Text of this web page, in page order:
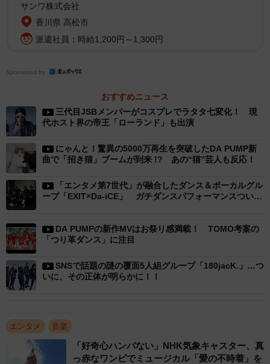
とコメントし、 #ドライブダンスを披露。すでにTikTok上で
#ドライブダンスは累計3400万回以上再生されており、4/8
ように、いつでもどこでも、誰でも挑戦できる #ドライブ
ダンス。家で過ごす時間が増えているこの機会に、覚えて
踊ってみるのは如何だろうか？
サンワ株式会社
香川県 高松市
派遣社員：時給1,200円～1,300円
Sponsored by
おすすめニュース
三代目JSBメンバーがコスプレでラタタ七変化！ 現
代ホスト界の帝王「ローランド」も出演
にゃんと！驚異の5000万再生を突破したDA PUMP新
曲で「招き猫」ブームが到来 !? あの“猫”芸人も反応！
「エンタメ第7世代」が融合したダンス＆ボーカルグル
ープ「EXIT×Da-iCE」 ガチダンスパフォーマンスついに
DA PUMPの新作MVはお祭り感満載！ TOMO考案の
「つり革ダンス」に注目
SNSで話題の謎の覆面5人組グループ「180jacK.」…つ
いに、その正体が明らかに！！
エンタメ 音楽
「好奇心ハンパない」NHK気象キャスター、真
っ赤なワンピでミュージカル「愛の不時着」を